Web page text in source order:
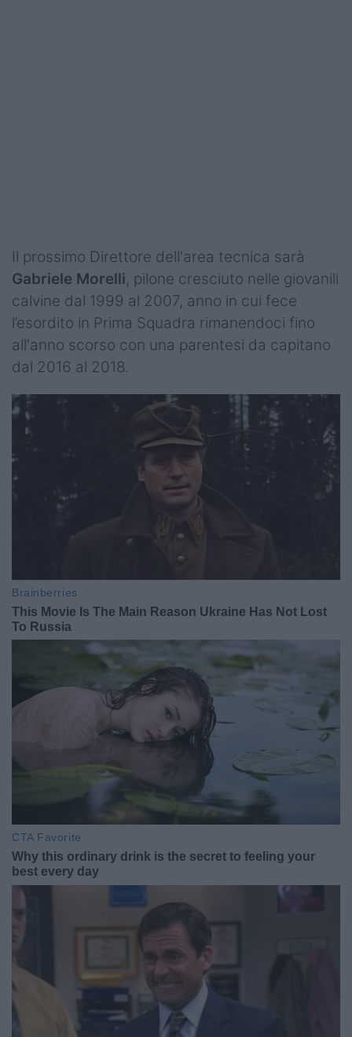
Il prossimo Direttore dell'area tecnica sarà
Gabriele Morelli, pilone cresciuto nelle giovanili
calvine dal 1999 al 2007, anno in cui fece
l’esordito in Prima Squadra rimanendoci fino
all'anno scorso con una parentesi da capitano
dal 2016 al 2018.